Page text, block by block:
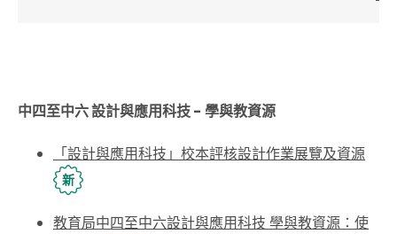
中四至中六 設計與應用科技 - 學與教資源
「設計與應用科技」校本評核設計作業展覽及資源
新
教育局中四至中六設計與應用科技 學與教資源：使